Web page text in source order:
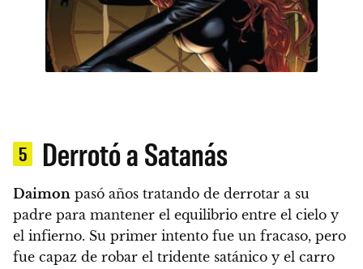
5 Derrotó a Satanás
Daimon pasó años tratando de derrotar a su
padre para mantener el equilibrio entre el cielo y
el infierno. Su primer intento fue un fracaso, pero
fue capaz de robar el tridente satánico y el carro